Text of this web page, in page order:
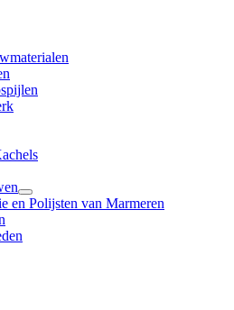
en Polijsten van Marmeren